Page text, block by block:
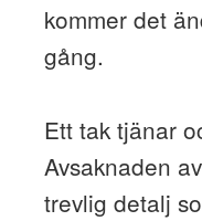
kommer det
gång.
Ett tak tjänar
Avsaknaden
trevlig detalj